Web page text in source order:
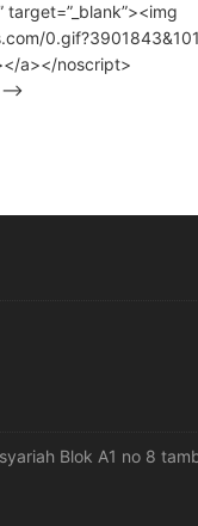
target=”_blank”><img
a></noscript>
Blok A1 no 8